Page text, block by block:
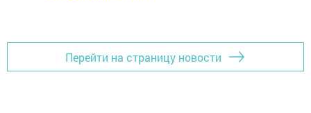
Перейти на страницу новости